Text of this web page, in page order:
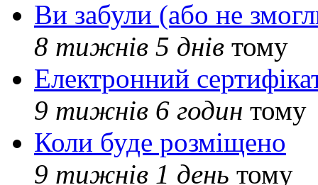
Ви забули (або не
8 тижнів 5 днів тому
Електронний
9 тижнів 6 годин тому
Коли буде розміщено
9 тижнів 1 день тому